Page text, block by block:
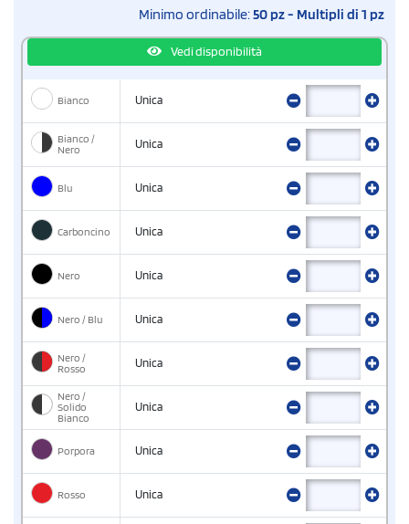
Minimo ordinabile:50 pz - Multipli di 1 pz
Vedi disponibilità
Bianco Unica
Bianco /
Nero
Unica
Blu Unica
Carboncino Unica
Nero Unica
Nero / Blu Unica
Nero /
Rosso
Unica
Nero /
Solido
Bianco
Unica
Porpora Unica
Rosso Unica